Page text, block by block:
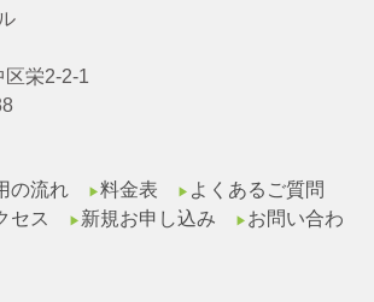
区栄2-2-1
の流れ ▶︎料金表 ▶︎ よくあるご質問
セス ▶︎ 新規お申し込み ▶︎ お問い合わ